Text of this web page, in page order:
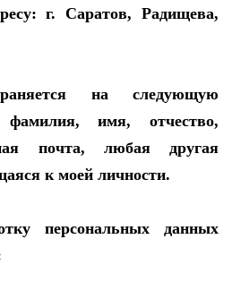
г. Саратов, Радищева,
на следующую
имя, отчество,
почта, любая другая
к моей личности.
персональных данных